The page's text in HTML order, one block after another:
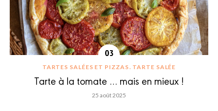
TARTES SALÉES ET PIZZAS TARTE SALÉE
Tarte à la tomate … mais en mieux !
25 août 2025